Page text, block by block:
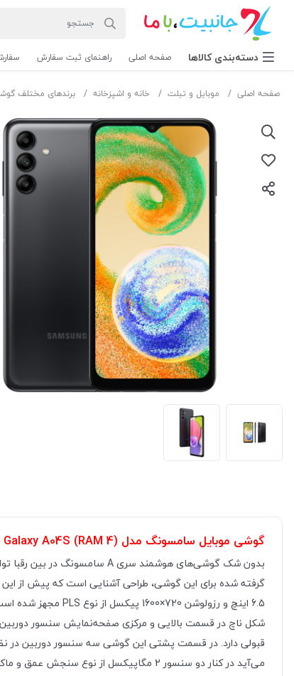
دسته‌بندی‌ کالاها صفحه اصلی راهنمای ثبت سفارش
صفحه اصلی موبایل و تبلت خانه و اشپزخانه برندهای مختلف
گوشی موبایل سامسونگ مدل Galaxy A04S (RAM 4) ظرفیت 128GB - مشکی
گرفته شده برای این گوشی، طراحی آشنایی است که پیش از